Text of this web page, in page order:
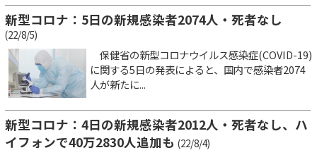
新型コロナ：5日の新規感染者2074人・死者なし
(22/8/5)
保健省の新型コロナウイルス感染症(COVID-19)
に関する5日の発表によると、国内で感染者2074
人が新たに...
新型コロナ：4日の新規感染者2012人・死者なし、ハ
イフォンで40万2830人追加も (22/8/4)